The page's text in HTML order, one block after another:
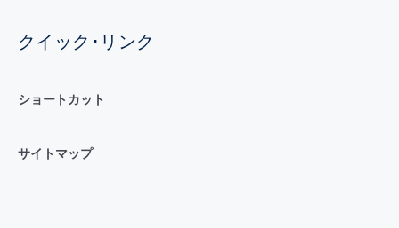
クイック･リンク
ショートカット
サイトマップ